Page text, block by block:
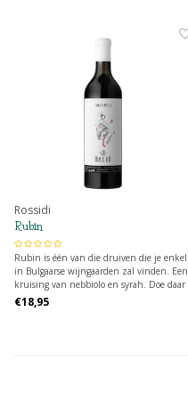
Rossidi
Rubin
Rubin is één van die druiven die je enkel
in Bulgaarse wijngaarden zal vinden. Een
kruising van nebbiolo en syrah. Doe daar
12 maanden houtopvoeding bij, en dan
krijg je een heel elegante wijn in je glas.
€18,95